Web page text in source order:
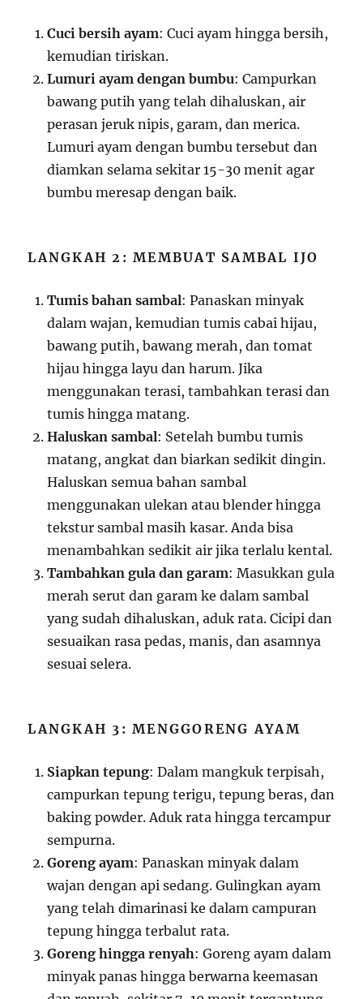
Cuci bersih ayam: Cuci ayam hingga bersih,
kemudian tiriskan.
Lumuri ayam dengan bumbu: Campurkan
bawang putih yang telah dihaluskan, air
perasan jeruk nipis, garam, dan merica.
Lumuri ayam dengan bumbu tersebut dan
diamkan selama sekitar 15-30 menit agar
bumbu meresap dengan baik.
LANGKAH 2: MEMBUAT SAMBAL IJO
Tumis bahan sambal: Panaskan minyak
dalam wajan, kemudian tumis cabai hijau,
bawang putih, bawang merah, dan tomat
hijau hingga layu dan harum. Jika
menggunakan terasi, tambahkan terasi dan
tumis hingga matang.
Haluskan sambal: Setelah bumbu tumis
matang, angkat dan biarkan sedikit dingin.
Haluskan semua bahan sambal
menggunakan ulekan atau blender hingga
tekstur sambal masih kasar. Anda bisa
menambahkan sedikit air jika terlalu kental.
Tambahkan gula dan garam: Masukkan gula
merah serut dan garam ke dalam sambal
yang sudah dihaluskan, aduk rata. Cicipi dan
sesuaikan rasa pedas, manis, dan asamnya
sesuai selera.
LANGKAH 3: MENGGORENG AYAM
Siapkan tepung: Dalam mangkuk terpisah,
campurkan tepung terigu, tepung beras, dan
baking powder. Aduk rata hingga tercampur
sempurna.
Goreng ayam: Panaskan minyak dalam
wajan dengan api sedang. Gulingkan ayam
yang telah dimarinasi ke dalam campuran
tepung hingga terbalut rata.
Goreng hingga renyah: Goreng ayam dalam
minyak panas hingga berwarna keemasan